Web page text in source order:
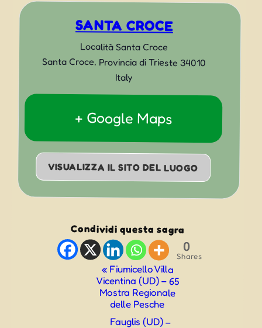
SANTA CROCE
Località Santa Croce
Santa Croce, Provincia di Trieste 34010
Italy
+ Google Maps
VISUALIZZA IL SITO DEL LUOGO
Condividi questa sagra
0
Shares
Navigazione
«Fiumicello Villa
Vicentina (UD) – 65
Mostra Regionale
delle Pesche
Fauglis (UD) –